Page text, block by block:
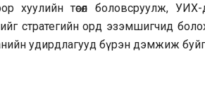
хуулийн төсөл боловсруулж, УИХ-
стратегийн орд эзэмшигчид
удирдлагууд бүрэн дэмжиж